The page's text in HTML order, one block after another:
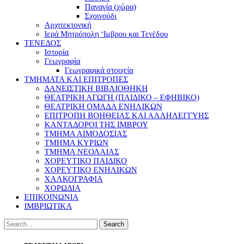
Παναγία (χώρα)
Σχοινούδι
Αρχιτεκτονική
Ιερά Μητρόπολη ‘Ιμβρου και Τενέδου
ΤΕΝΕΔΟΣ
Ιστορία
Γεωγραφία
Γεωγραφικά στοιχεία
ΤΜΗΜΑΤΑ ΚΑΙ ΕΠΙΤΡΟΠΕΣ
ΔΑΝΕΙΣΤΙΚΗ ΒΙΒΛΙΟΘΗΚΗ
ΘΕΑΤΡΙΚΗ ΑΓΩΓΗ (ΠΑΙΔΙΚΟ – ΕΦΗΒΙΚΟ)
ΘΕΑΤΡΙΚΗ ΟΜΑΔΑ ΕΝΗΛΙΚΩΝ
ΕΠΙΤΡΟΠΗ ΒΟΗΘΕΙΑΣ ΚΑΙ ΑΛΛΗΛΕΓΓΥΗΣ
ΚΑΝΤΑΔΟΡΟΙ ΤΗΣ ΙΜΒΡΟΥ
ΤΜΗΜΑ ΑΙΜΟΔΟΣΙΑΣ
ΤΜΗΜΑ ΚΥΡΙΩΝ
ΤΜΗΜΑ ΝΕΟΛΑΙΑΣ
ΧΟΡΕΥΤΙΚΟ ΠΑΙΔΙΚΟ
ΧΟΡΕΥΤΙΚΟ ΕΝΗΛΙΚΩΝ
ΧΑΛΚΟΓΡΑΦΙΑ
ΧΟΡΩΔΙΑ
ΕΠΙΚΟΙΝΩΝΙΑ
ΙΜΒΡΙΩΤΙΚΑ